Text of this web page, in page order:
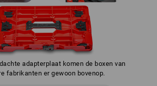
adapterplaat komen de boxen van
fabrikanten er gewoon bovenop.